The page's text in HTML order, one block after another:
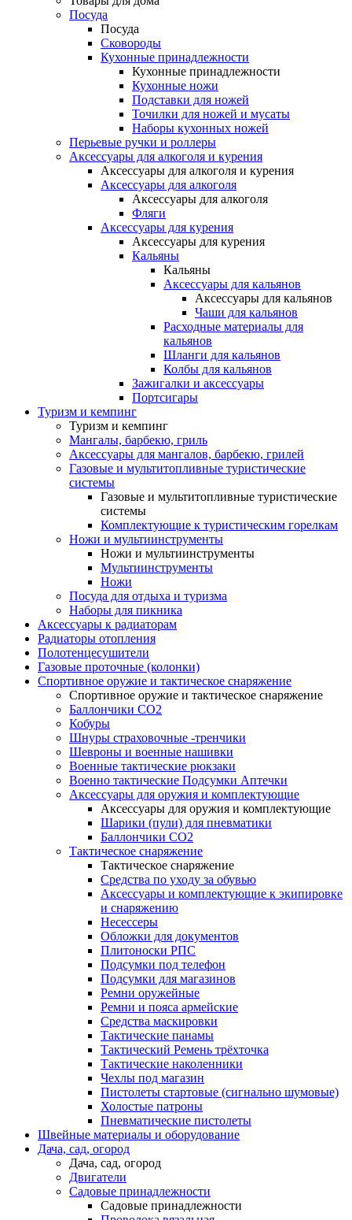
Посуда
Посуда
Сковороды
Кухонные принадлежности
Кухонные принадлежности
Кухонные ножи
Подставки для ножей
Точилки для ножей и мусаты
Наборы кухонных ножей
Перьевые ручки и роллеры
Аксессуары для алкоголя и курения
Аксессуары для алкоголя и курения
Аксессуары для алкоголя
Аксессуары для алкоголя
Фляги
Аксессуары для курения
Аксессуары для курения
Кальяны
Кальяны
Аксессуары для кальянов
Аксессуары для кальянов
Чаши для кальянов
Расходные материалы для
кальянов
Шланги для кальянов
Колбы для кальянов
Зажигалки и аксессуары
Портсигары
Туризм и кемпинг
Туризм и кемпинг
Мангалы, барбекю, гриль
Аксессуары для мангалов, барбекю, грилей
Газовые и мультитопливные туристические
системы
Газовые и мультитопливные туристические
системы
Комплектующие к туристическим горелкам
Ножи и мультиинструменты
Ножи и мультиинструменты
Мультиинструменты
Ножи
Посуда для отдыха и туризма
Наборы для пикника
Аксессуары к радиаторам
Радиаторы отопления
Полотенцесушители
Газовые проточные (колонки)
Спортивное оружие и тактическое снаряжение
Спортивное оружие и тактическое снаряжение
Баллончики CO2
Кобуры
Шнуры страховочные -тренчики
Шевроны и военные нашивки
Военные тактические рюкзаки
Военно тактические Подсумки Аптечки
Аксессуары для оружия и комплектующие
Аксессуары для оружия и комплектующие
Шарики (пули) для пневматики
Баллончики CO2
Тактическое снаряжение
Тактическое снаряжение
Средства по уходу за обувью
Аксессуары и комплектующие к экипировке
и снаряжению
Несессеры
Обложки для документов
Плитоноски РПС
Подсумки под телефон
Подсумки для магазинов
Ремни оружейные
Ремни и пояса армейские
Средства маскировки
Тактические панамы
Тактический Ремень трёхточка
Тактические наколенники
Чехлы под магазин
Пистолеты стартовые (сигнально шумовые)
Холостые патроны
Пневматические пистолеты
Швейные материалы и оборудование
Дача, сад, огород
Дача, сад, огород
Двигатели
Садовые принадлежности
Садовые принадлежности